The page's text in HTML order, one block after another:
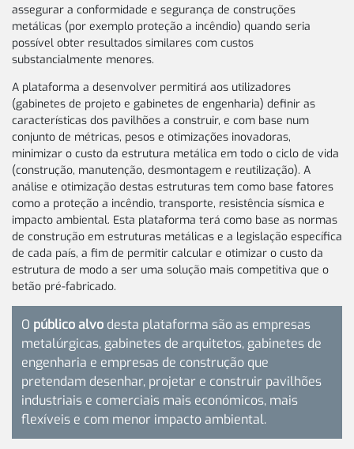
assegurar a conformidade e segurança de construções
metálicas (por exemplo proteção a incêndio) quando seria
possível obter resultados similares com custos
substancialmente menores.
A plataforma a desenvolver permitirá aos utilizadores
(gabinetes de projeto e gabinetes de engenharia) definir as
características dos pavilhões a construir, e com base num
conjunto de métricas, pesos e otimizações inovadoras,
minimizar o custo da estrutura metálica em todo o ciclo de vida
(construção, manutenção, desmontagem e reutilização). A
análise e otimização destas estruturas tem como base fatores
como a proteção a incêndio, transporte, resistência sísmica e
impacto ambiental. Esta plataforma terá como base as normas
de construção em estruturas metálicas e a legislação específica
de cada país, a fim de permitir calcular e otimizar o custo da
estrutura de modo a ser uma solução mais competitiva que o
betão pré-fabricado.
O público alvo desta plataforma são as empresas
metalúrgicas, gabinetes de arquitetos, gabinetes de
engenharia e empresas de construção que
pretendam desenhar, projetar e construir pavilhões
industriais e comerciais mais económicos, mais
flexíveis e com menor impacto ambiental.